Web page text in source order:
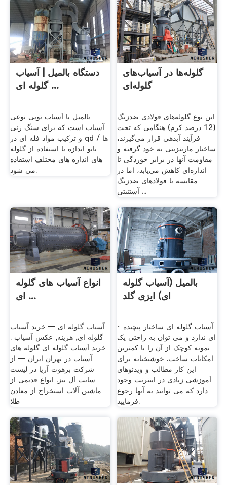
دستگاه بالمیل | آسیاب
گلوله ای ...
بالمیل یا آسیاب توپی نوعی
آسیاب است که برای سنگ زنی
و ترکیب مواد فله ای در qd ها /
نانو اندازه با استفاده از گلوله
های اندازه های مختلف استفاده
می شود.
گلوله‌ها در آسیاب‌های
گلوله‌ای
این نوع گلوله‌های فولادی ضدزنگ
(12 درصد كرم) هنگامی كه تحت
فرآیند آبدهی قرار می‌گیرند،
ساختار مارتنزیتی به خود گرفته و
مقاومت آنها در برابر خوردگی تا
اندازه‌ای كاهش می‌یابد، اما در
مقایسه با فولادهای ضدزنگ
آستنیتی ...
انواع آسیاب های گلوله
ای ...
آسیاب گلوله ای — خرید آسیاب
گلوله ای, هزینه, عکس آسیاب .
خرید آسیاب گلوله ای گلوله های
آسیاب در تهران ايران — از
شرکت برهوت آریا در لیست
سایت آل بیز. انواع قدیمی از
ماشین آلات استخراج از معادن
طلا
بالمیل (آسیاب گلوله
ای) ایزی گلد
· آسیاب گلوله ای ساختار پیچیده
ای ندارد و می توان به راحتی یک
نمونه کوچک از آن را با کمترین
امکانات ساخت. خوشبختانه برای
این کار مطالب و ویدئوهای
آموزشی زیادی در اینترنت وجود
دارد که می توانید به آنها رجوع
فرمایید.